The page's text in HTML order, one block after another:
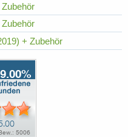
+ Zubehör